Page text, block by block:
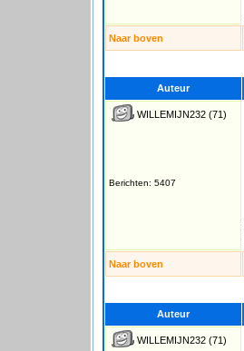
Naar boven
Auteur
WILLEMIJN232 (71)
Berichten: 5407
Naar boven
Auteur
WILLEMIJN232 (71)